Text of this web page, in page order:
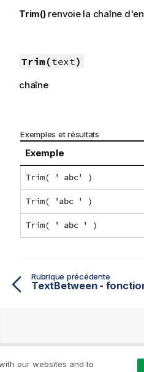
Trim()renvoie la chaîne
Trim(text)
chaîne
Exemples et résultats
Exemple
Trim( ' abc' )
Trim( 'abc ' )
Trim( ' abc ' )
Rubrique précédente
D'aide
our websites and to